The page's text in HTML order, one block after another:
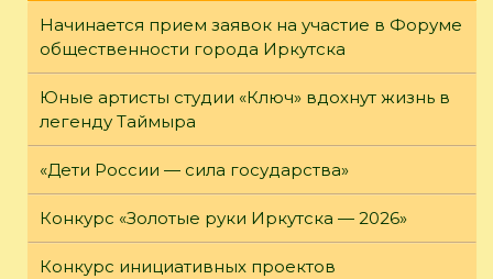
Начинается прием заявок на участие в Форуме
общественности города Иркутска
Юные артисты студии «Ключ» вдохнут жизнь в
легенду Таймыра
«Дети России — сила государства»
Конкурс «Золотые руки Иркутска — 2026»
Конкурс инициативных проектов